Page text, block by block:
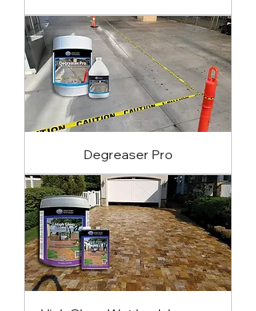
Degreaser Pro